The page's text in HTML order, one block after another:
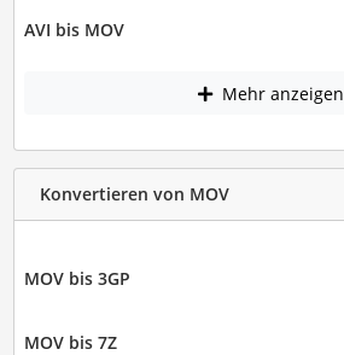
AVI bis MOV
Mehr anzeigen
Konvertieren von MOV
MOV bis 3GP
MOV bis 7Z